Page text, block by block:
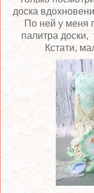
доска
По ней у меня
палитра
Кстати,